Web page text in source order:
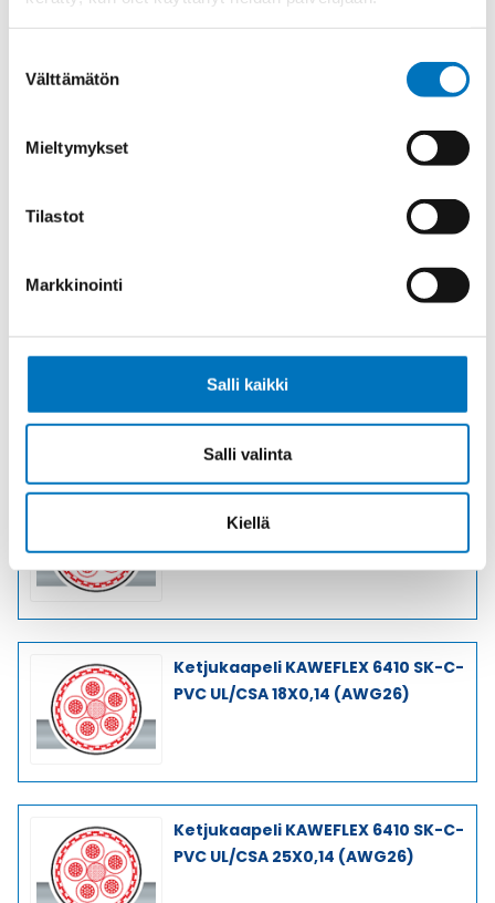
valinta
Välttämätön
Mieltymykset
Tilastot
Markkinointi
Salli kaikki
Salli valinta
Kiellä
PVC UL/CSA 18X0,34 (AWG22)
Ketjukaapeli KAWEFLEX 6410 SK-C-
PVC UL/CSA 7X0,34 (AWG22)
Ketjukaapeli KAWEFLEX 6410 SK-C-
PVC UL/CSA 18X0,14 (AWG26)
Ketjukaapeli KAWEFLEX 6410 SK-C-
PVC UL/CSA 25X0,14 (AWG26)